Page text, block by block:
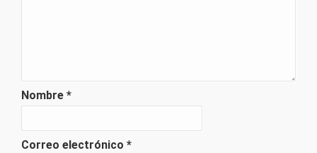
Nombre *
Correo electrónico *